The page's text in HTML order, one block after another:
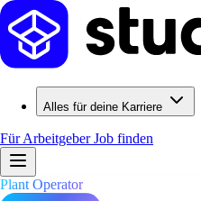
Alles für deine Karriere
Für ArbeitgeberJob finden
Plant Operator